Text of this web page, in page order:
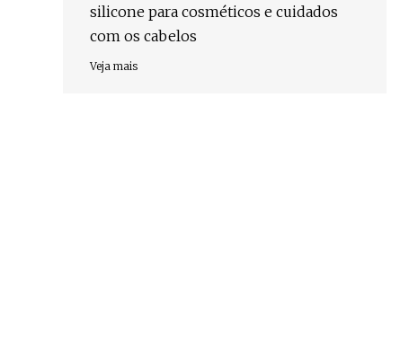
silicone para cosméticos e cuidados
com os cabelos
Veja mais